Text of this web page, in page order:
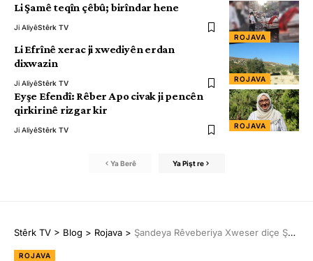
ROJAVA
Li Şamê teqîn çêbû; birîndar hene
Ji AliyêStêrk TV
ROJAVA
Li Efrînê xerac ji xwediyên erdan
dixwazin
Ji AliyêStêrk TV
ROJAVA
Eyşe Efendî: Rêber Apo civak ji pencên
qirkirinê rizgar kir
Ji AliyêStêrk TV
Ya Berê Ya Pişt re
Stêrk TV > Blog > Rojava > Şandeya Rêveberiya Xweser diçe Şamê
ROJAVA